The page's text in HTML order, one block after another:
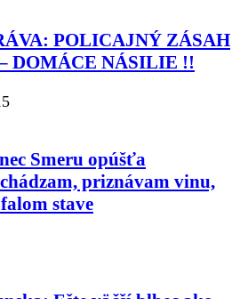
POLICAJNÝ ZÁSAH
DOMÁCE NÁSILIE !!
Smeru opúšťa
priznávam vinu,
stave